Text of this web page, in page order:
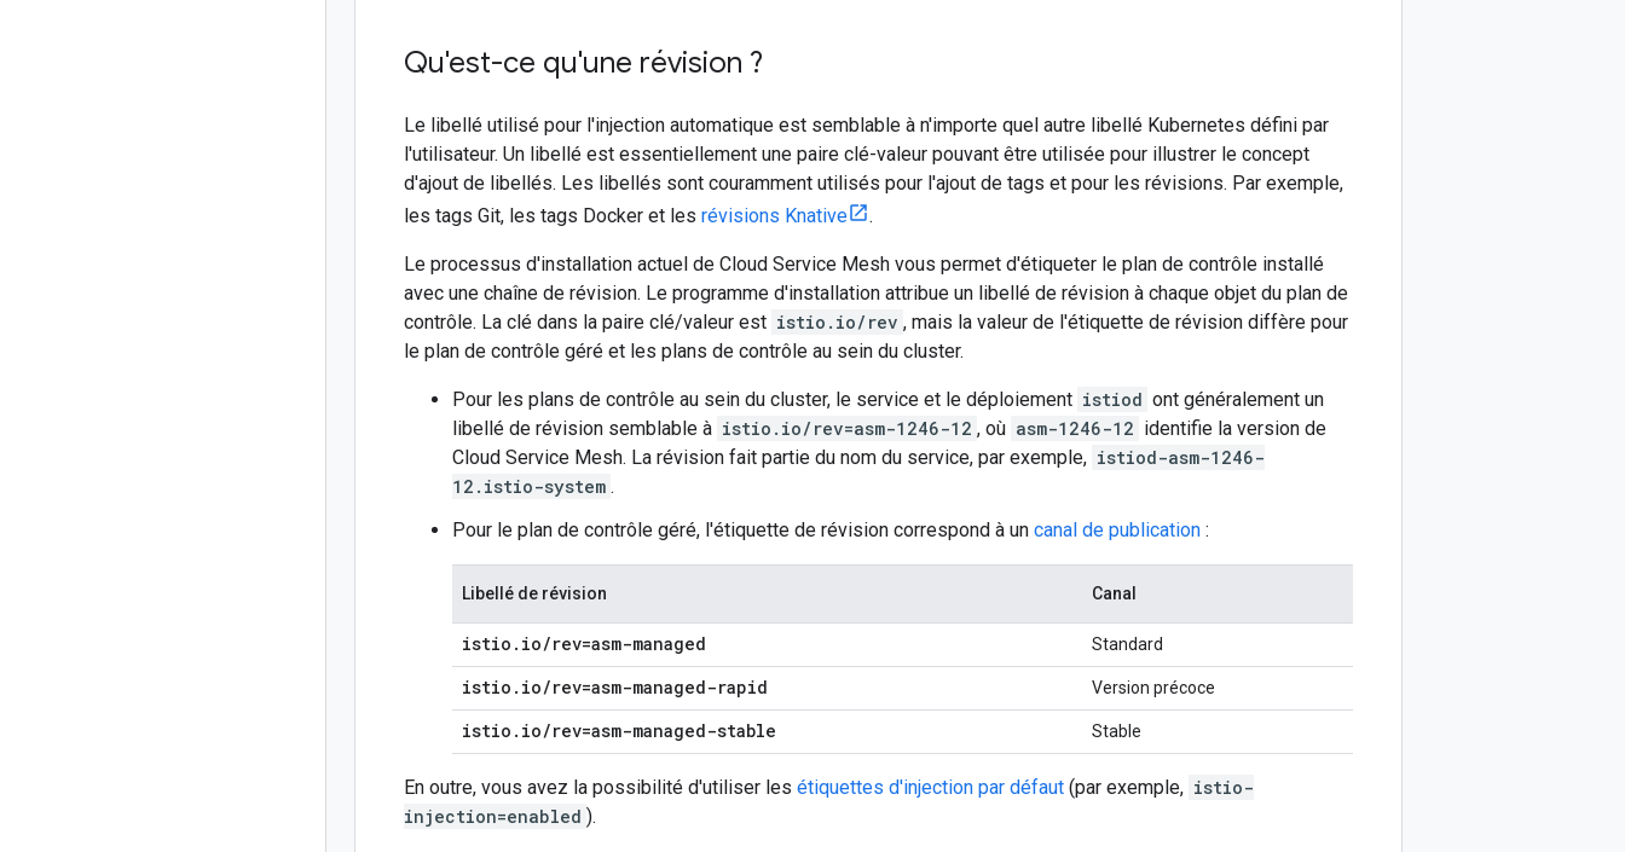
Qu'est-ce qu'une révision ?
Le libellé utilisé pour l'injection automatique est semblable à n'importe quel autre libellé Kubernetes défini par
l'utilisateur. Un libellé est essentiellement une paire clé-valeur pouvant être utilisée pour illustrer le concept
d'ajout de libellés. Les libellés sont couramment utilisés pour l'ajout de tags et pour les révisions. Par exemple,
les tags Git, les tags Docker et les révisions Knative .
Le processus d'installation actuel de Cloud Service Mesh vous permet d'étiqueter le plan de contrôle installé
avec une chaîne de révision. Le programme d'installation attribue un libellé de révision à chaque objet du plan de
contrôle. La clé dans la paire clé/valeur est istio.io/rev , mais la valeur de l'étiquette de révision diffère pour
le plan de contrôle géré et les plans de contrôle au sein du cluster.
Pour les plans de contrôle au sein du cluster, le service et le déploiement istiod ont généralement un
libellé de révision semblable à istio.io/rev=asm-1246-12 , où asm-1246-12 identifie la version de
Cloud Service Mesh. La révision fait partie du nom du service, par exemple, istiod-asm-1246-
12.istio-system .
Pour le plan de contrôle géré, l'étiquette de révision correspond à un canal de publication :
Libellé de révision Canal
istio . io/rev=asm-managed Standard
istio . io/rev=asm-managed-rapid Version précoce
istio . io/rev=asm-managed-stable Stable
En outre, vous avez la possibilité d'utiliser les étiquettes d'injection par défaut (par exemple, istio-
injection=enabled ).